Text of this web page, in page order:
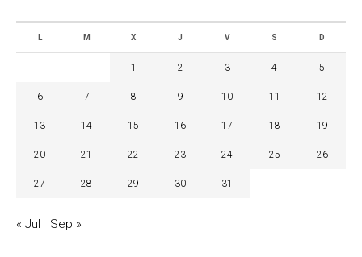
L M X J V S D
1 2 3 4 5
6 7 8 9 10 11 12
13 14 15 16 17 18 19
20 21 22 23 24 25 26
27 28 29 30 31
« Jul Sep »